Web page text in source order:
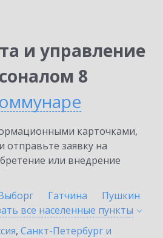
и управление
8
карточками,
отправьте заявку на
или внедрение
Гатчина
Пушкин
все населенные пункты
, Санкт-Петербург и